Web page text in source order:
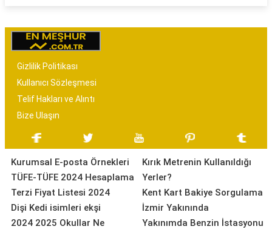
Gizlilik Politikası
Kullanıcı Sözleşmesi
Telif Hakları ve Alıntı
Bize Ulaşın
Kurumsal E-posta Örnekleri
TÜFE-TÜFE 2024 Hesaplama
Terzi Fiyat Listesi 2024
Dişi Kedi isimleri ekşi
2024 2025 Okullar Ne
Kırık Metrenin Kullanıldığı
Yerler?
Kent Kart Bakiye Sorgulama
İzmir Yakınında
Yakınımda Benzin İstasyonu